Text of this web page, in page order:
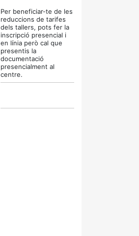
Per beneficiar-te de les
reduccions de tarifes
dels tallers, pots fer la
inscripció presencial i
en línia però cal que
presentis la
documentació
presencialment al
centre.